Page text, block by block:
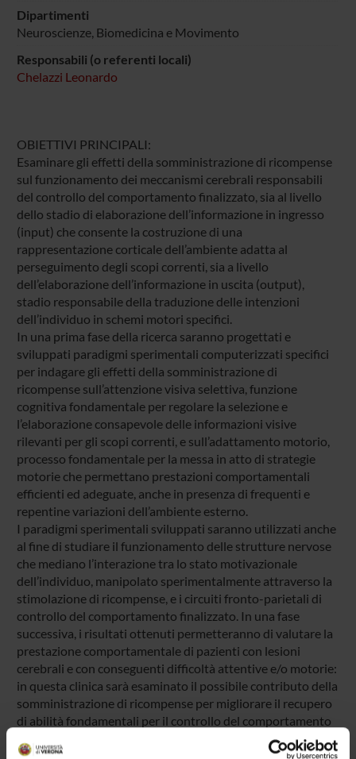
Dipartimenti
Neuroscienze, Biomedicina e Movimento
Responsabili (o referenti locali)
Chelazzi Leonardo
OBIETTIVI PRINCIPALI:
Esaminare gli effetti della somministrazione di ricompense
sul funzionamento dei meccanismi cerebrali responsabili
del controllo del comportamento finalizzato, sia al livello
dello stadio di elaborazione dell’informazione in ingresso
(input) che consente la costruzione di una
rappresentazione corticale dell’ambiente adatta al
perseguimento degli scopi correnti, sia a livello
dell’elaborazione dell’informazione in uscita (output),
stadio responsabile della traduzione delle intenzioni
dell’individuo in schemi motori specifici.
In una prima fase della ricerca saranno progettati e
sviluppati paradigmi sperimentali computerizzati specifici
per indagare gli effetti della somministrazione di
ricompense sull’attenzione visiva selettiva, funzione
cognitiva fondamentale per regolare la selezione e
l’elaborazione consapevole delle informazioni visive
rilevanti per gli scopi correnti, e sull’adattamento motorio,
processo fondamentale per la messa in atto di strategie
motorie che permettano prestazioni comportamentali
efficienti ed adeguate, anche in presenza di frequenti e
repentine variazioni dell’ambiente esterno.
I paradigmi sperimentali sviluppati saranno utilizzati anche
al fine di studiare il funzionamento delle strutture nervose
che mediano l’interazione tra lo stato motivazionale
dell’individuo, manipolato sperimentalmente attraverso la
stimolazione di ricompense, e i circuiti fronto-parietali di
controllo del comportamento finalizzato. In una fase
successiva, i risultati ottenuti permetteranno di valutare la
prestazione comportamentale di pazienti con lesioni
cerebrali e con conseguenti difficoltà attentive e/o motorie:
in questa clinica sarà esaminato il possibile contributo della
somministrazione di ricompense per migliorare il recupero
di abilità fondamentali per il controllo del comportamento
finalizzato. In particolare, in questa fase finale della ricerca,
si utilizzeranno le conoscenze precedentemente acquisite